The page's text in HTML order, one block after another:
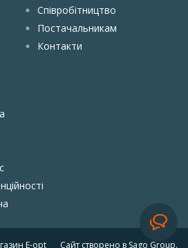
Співробітництво
Постачальникам
Контакти
E-opt Сайт створено в Sago Group.